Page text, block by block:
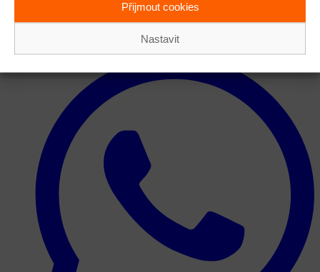
Přijmout cookies
Nastavit
Sdílet příspěvek